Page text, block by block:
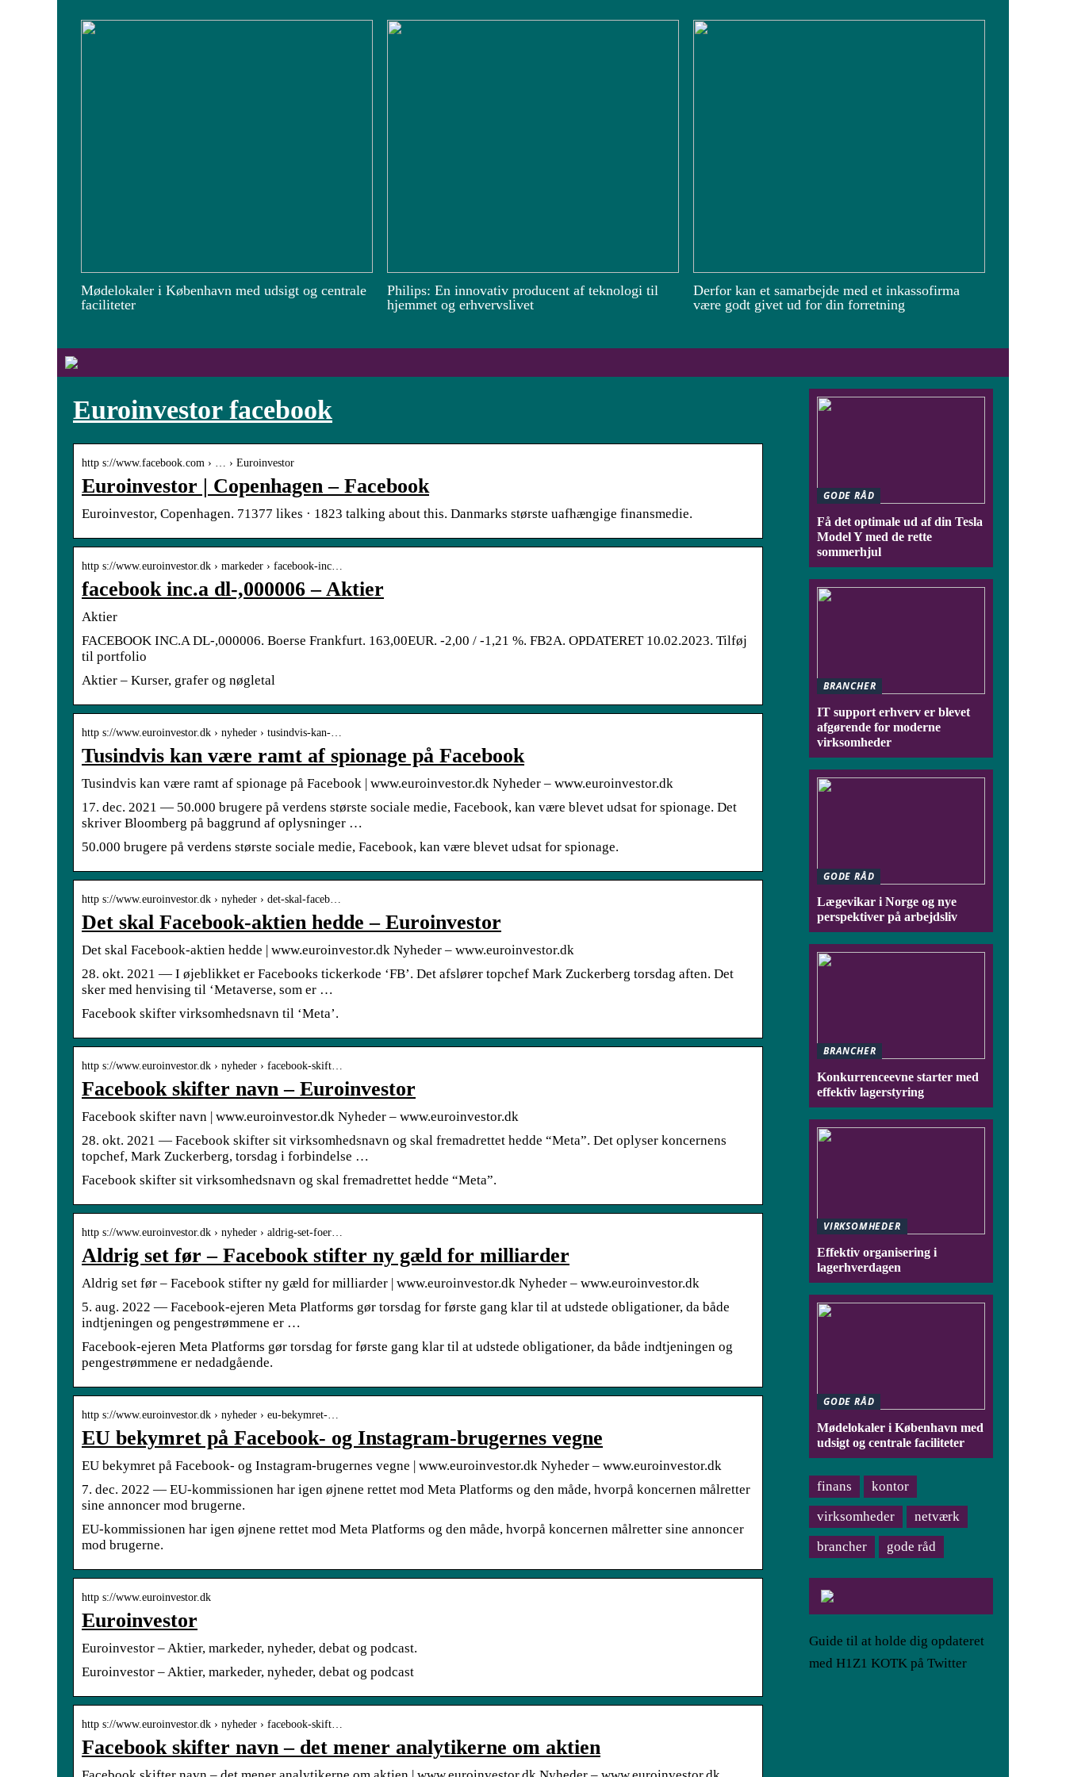
Mødelokaler i København med udsigt og centrale
faciliteter
Philips: En innovativ producent af teknologi til
hjemmet og erhvervslivet
Derfor kan et samarbejde med et inkassofirma
være godt givet ud for din forretning
Euroinvestor facebook
http s://www.facebook.com › … › Euroinvestor
Euroinvestor | Copenhagen – Facebook
Euroinvestor, Copenhagen. 71377 likes · 1823 talking about this. Danmarks største uafhængige finansmedie.
http s://www.euroinvestor.dk › markeder › facebook-inc…
facebook inc.a dl-,000006 – Aktier
Aktier
FACEBOOK INC.A DL-,000006. Boerse Frankfurt. 163,00EUR. -2,00 / -1,21 %. FB2A. OPDATERET 10.02.2023. Tilføj
til portfolio
Aktier – Kurser, grafer og nøgletal
http s://www.euroinvestor.dk › nyheder › tusindvis-kan-…
Tusindvis kan være ramt af spionage på Facebook
Tusindvis kan være ramt af spionage på Facebook | www.euroinvestor.dk Nyheder – www.euroinvestor.dk
17. dec. 2021 — 50.000 brugere på verdens største sociale medie, Facebook, kan være blevet udsat for spionage. Det
skriver Bloomberg på baggrund af oplysninger …
50.000 brugere på verdens største sociale medie, Facebook, kan være blevet udsat for spionage.
http s://www.euroinvestor.dk › nyheder › det-skal-faceb…
Det skal Facebook-aktien hedde – Euroinvestor
Det skal Facebook-aktien hedde | www.euroinvestor.dk Nyheder – www.euroinvestor.dk
28. okt. 2021 — I øjeblikket er Facebooks tickerkode ‘FB’. Det afslører topchef Mark Zuckerberg torsdag aften. Det
sker med henvising til ‘Metaverse, som er …
Facebook skifter virksomhedsnavn til ‘Meta’.
http s://www.euroinvestor.dk › nyheder › facebook-skift…
Facebook skifter navn – Euroinvestor
Facebook skifter navn | www.euroinvestor.dk Nyheder – www.euroinvestor.dk
28. okt. 2021 — Facebook skifter sit virksomhedsnavn og skal fremadrettet hedde “Meta”. Det oplyser koncernens
topchef, Mark Zuckerberg, torsdag i forbindelse …
Facebook skifter sit virksomhedsnavn og skal fremadrettet hedde “Meta”.
http s://www.euroinvestor.dk › nyheder › aldrig-set-foer…
Aldrig set før – Facebook stifter ny gæld for milliarder
Aldrig set før – Facebook stifter ny gæld for milliarder | www.euroinvestor.dk Nyheder – www.euroinvestor.dk
5. aug. 2022 — Facebook-ejeren Meta Platforms gør torsdag for første gang klar til at udstede obligationer, da både
indtjeningen og pengestrømmene er …
Facebook-ejeren Meta Platforms gør torsdag for første gang klar til at udstede obligationer, da både indtjeningen og
pengestrømmene er nedadgående.
http s://www.euroinvestor.dk › nyheder › eu-bekymret-…
EU bekymret på Facebook- og Instagram-brugernes vegne
EU bekymret på Facebook- og Instagram-brugernes vegne | www.euroinvestor.dk Nyheder – www.euroinvestor.dk
7. dec. 2022 — EU-kommissionen har igen øjnene rettet mod Meta Platforms og den måde, hvorpå koncernen målretter
sine annoncer mod brugerne.
EU-kommissionen har igen øjnene rettet mod Meta Platforms og den måde, hvorpå koncernen målretter sine annoncer
mod brugerne.
http s://www.euroinvestor.dk
Euroinvestor
Euroinvestor – Aktier, markeder, nyheder, debat og podcast.
Euroinvestor – Aktier, markeder, nyheder, debat og podcast
http s://www.euroinvestor.dk › nyheder › facebook-skift…
Facebook skifter navn – det mener analytikerne om aktien
GODE RÅD
Få det optimale ud af din Tesla
Model Y med de rette
sommerhjul
BRANCHER
IT support erhverv er blevet
afgørende for moderne
virksomheder
GODE RÅD
Lægevikar i Norge og nye
perspektiver på arbejdsliv
BRANCHER
Konkurrenceevne starter med
effektiv lagerstyring
VIRKSOMHEDER
Effektiv organisering i
lagerhverdagen
GODE RÅD
Mødelokaler i København med
udsigt og centrale faciliteter
finans
kontor
virksomheder
netværk
brancher
gode råd
Guide til at holde dig opdateret
med H1Z1 KOTK på Twitter